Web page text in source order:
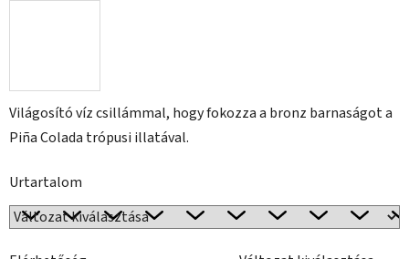
Világosító víz csillámmal, hogy fokozza a bronz barnaságot a
Piña Colada trópusi illatával.
Urtartalom